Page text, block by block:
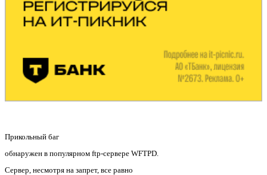
Прикольный баг
обнаружен в популярном ftp-сервере WFTPD.
Сервер, несмотря на запрет, все равно